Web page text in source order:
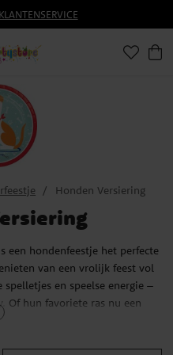
KLANTENSERVICE
Honden Versiering
een hondenfeestje het perfecte
van een vrolijk feest vol
en speelse energie –
Of hun favoriete ras nu een
teckel is, dit thema wordt